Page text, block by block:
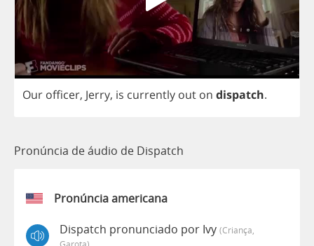
Our officer, Jerry, is currently out on dispatch.
Pronúncia de áudio de Dispatch
Pronúncia americana
Dispatch pronunciado por Ivy (criança,
Garota)